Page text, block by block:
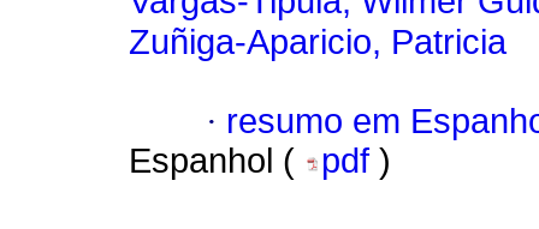
Zuñiga-Aparicio, Patricia
· resumo em
Espanhol (
pdf )